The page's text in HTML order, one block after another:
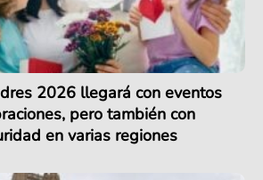
2026 llegará con eventos
pero también con
en varias regiones